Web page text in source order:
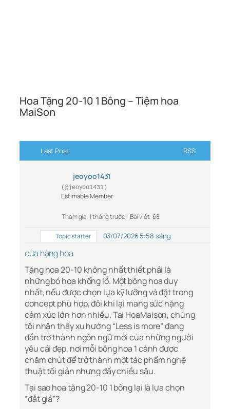
Hoa Tặng 20-10 1 Bông – Tiệm hoa
MaiSon
Last Post RSS
jeoyoo1431
(@jeoyoo1431)
Estimable Member
Tham gia: 1 tháng trước Bài viết: 68
Topic starter 03/07/2026 5:58 sáng
cửa hàng hoa
Tặng hoa 20-10 không nhất thiết phải là
những bó hoa khổng lồ. Một bông hoa duy
nhất, nếu được chọn lựa kỹ lưỡng và đặt trong
concept phù hợp, đôi khi lại mang sức nặng
cảm xúc lớn hơn nhiều. Tại HoaMaison, chúng
tôi nhận thấy xu hướng “Less is more” đang
dần trở thành ngôn ngữ mới của những người
yêu cái đẹp, nơi mỗi bông hoa 1 cành được
chăm chút để trở thành một tác phẩm nghệ
thuật tối giản nhưng đầy chiều sâu.
Tại sao hoa tặng 20-10 1 bông lại là lựa chọn
“đắt giá”?